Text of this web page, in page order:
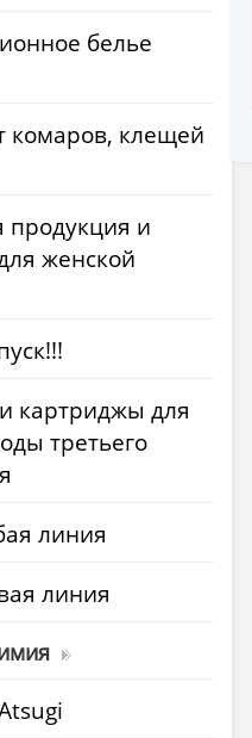
белье
комаров, клещей
и
женской
картриджы для
третьего
линия
линия